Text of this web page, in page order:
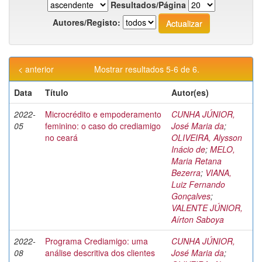
Resultados/Página
Autores/Registo:
Mostrar resultados 5-6 de 6.
< anterior
Data
Título
Autor(es)
2022-
05
Microcrédito e empoderamento
feminino: o caso do crediamigo
no ceará
CUNHA JÚNIOR,
José Maria da;
OLIVEIRA, Alysson
Inácio de; MELO,
Maria Retana
Bezerra; VIANA,
Luiz Fernando
Gonçalves;
VALENTE JÚNIOR,
Aírton Saboya
2022-
08
Programa Crediamigo: uma
análise descritiva dos clientes
CUNHA JÚNIOR,
José Maria da;